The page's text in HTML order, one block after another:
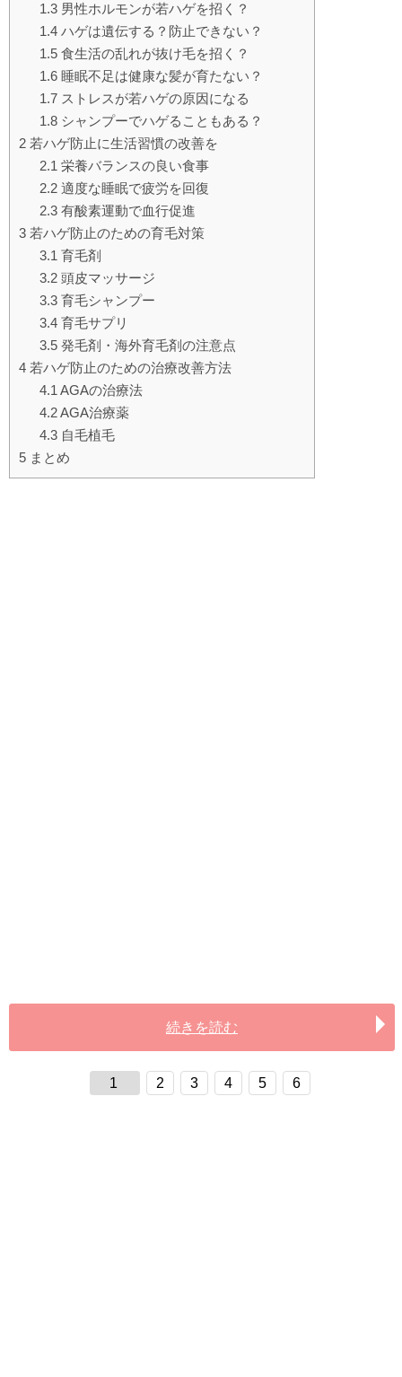
1.3男性ホルモンが若ハゲを招く？
1.4ハゲは遺伝する？防止できない？
1.5食生活の乱れが抜け毛を招く？
1.6睡眠不足は健康な髪が育たない？
1.7ストレスが若ハゲの原因になる
1.8シャンプーでハゲることもある？
2 若ハゲ防止に生活習慣の改善を
2.1 栄養バランスの良い食事
2.2適度な睡眠で疲労を回復
2.3有酸素運動で血行促進
3 若ハゲ防止のための育毛対策
3.1 育毛剤
3.2頭皮マッサージ
3.3育毛シャンプー
3.4育毛サプリ
3.5発毛剤・海外育毛剤の注意点
4 若ハゲ防止のための治療改善方法
4.1 AGAの治療法
4.2AGA治療薬
4.3自毛植毛
5 まとめ
続きを読む
1 2 3 4 5 6